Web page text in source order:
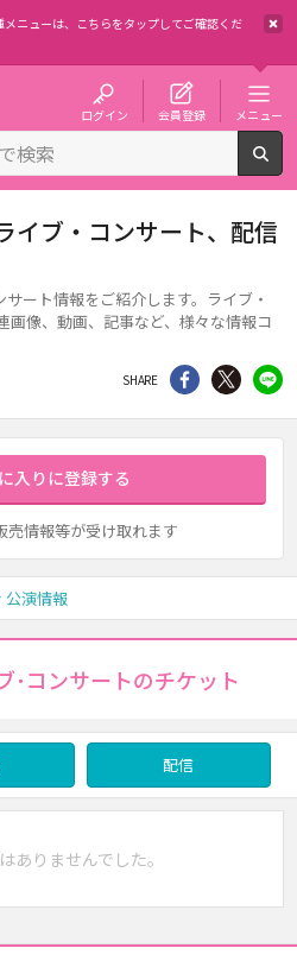
ニューは、
こちらをタップしてご確認くだ
ログイン 会員登録 メニュー
イブ・コンサート、配信
ート情報をご紹介します。ライブ・
画像、動画、記事など、様々な情報コ
SHARE シェア Twitter
入りに登録する
売情報等が受け取れます
公演情報
･コンサートのチケット
配信
ありませんでした。